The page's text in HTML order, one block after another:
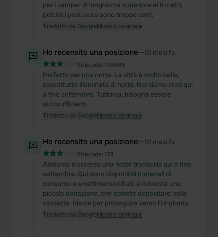
per i camper di lunghezza superiore ai 6 metri,
poiché i posti auto sono troppo corti.
Tradotto da GoogleMostra originale
Ho recensito una posizione—10 mesi fa
Sitecode: 158496
Perfetto per una notte. La città è molto bella,
soprattutto illuminata di notte. Noi siamo stati qui
a fine settembre. Tuttavia, bisogna essere
autosufficienti.
Tradotto da GoogleMostra originale
Ho recensito una posizione—10 mesi fa
Sitecode: 174
Abbiamo trascorso una notte tranquilla qui a fine
settembre. Qui sono disponibili materiali di
consumo e smaltimento rifiuti: è richiesta una
piccola donazione, che potrete depositare nella
cassetta. Ideale per proseguire verso l'Ungheria.
Tradotto da GoogleMostra originale